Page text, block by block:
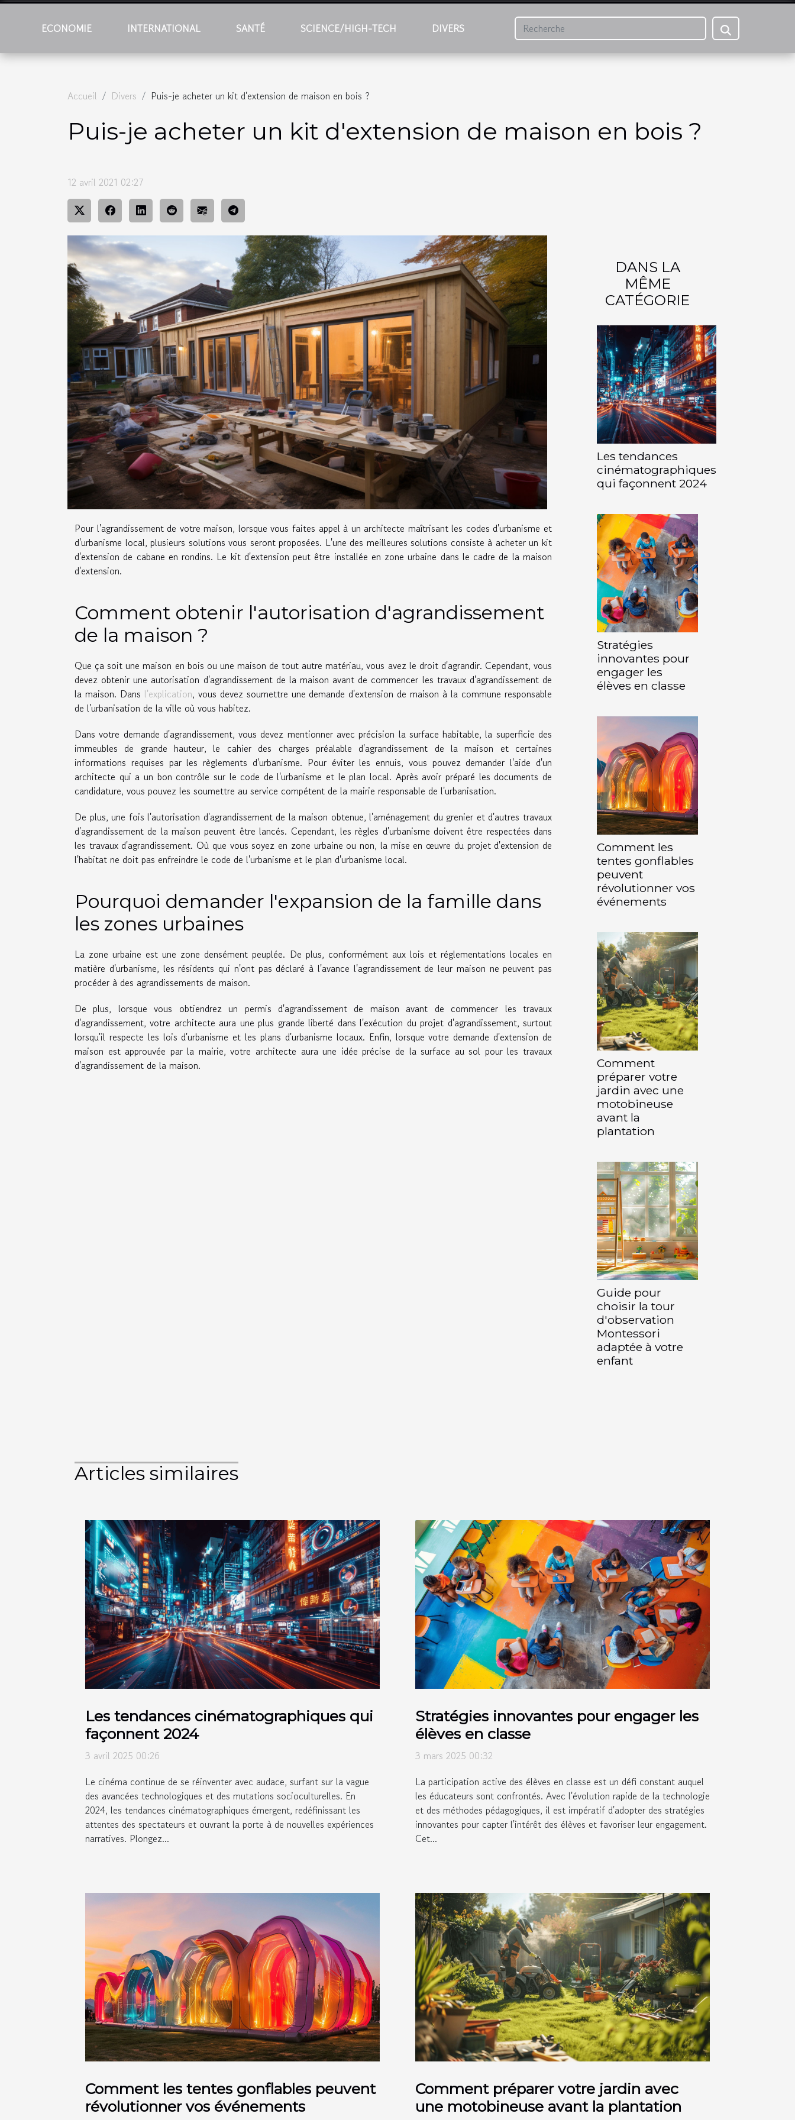
ECONOMIE INTERNATIONAL SANTÉ SCIENCE/HIGH-TECH DIVERS
Accueil Divers Puis-je acheter un kit d'extension de maison en bois ?
Puis-je acheter un kit d'extension de maison en bois ?
12 avril 2021 02:27
Pour l'agrandissement de votre maison, lorsque vous faites appel à un architecte maîtrisant les codes d'urbanisme et
d'urbanisme local, plusieurs solutions vous seront proposées. L'une des meilleures solutions consiste à acheter un kit
d'extension de cabane en rondins. Le kit d'extension peut être installée en zone urbaine dans le cadre de la maison
d'extension.
Comment obtenir l'autorisation d'agrandissement
de la maison ?
Que ça soit une maison en bois ou une maison de tout autre matériau, vous avez le droit d'agrandir. Cependant, vous
devez obtenir une autorisation d'agrandissement de la maison avant de commencer les travaux d'agrandissement de
la maison. Dans l'explication, vous devez soumettre une demande d'extension de maison à la commune responsable
de l'urbanisation de la ville où vous habitez.
Dans votre demande d'agrandissement, vous devez mentionner avec précision la surface habitable, la superficie des
immeubles de grande hauteur, le cahier des charges préalable d'agrandissement de la maison et certaines
informations requises par les règlements d'urbanisme. Pour éviter les ennuis, vous pouvez demander l'aide d'un
architecte qui a un bon contrôle sur le code de l'urbanisme et le plan local. Après avoir préparé les documents de
candidature, vous pouvez les soumettre au service compétent de la mairie responsable de l'urbanisation.
De plus, une fois l'autorisation d'agrandissement de la maison obtenue, l'aménagement du grenier et d'autres travaux
d'agrandissement de la maison peuvent être lancés. Cependant, les règles d'urbanisme doivent être respectées dans
les travaux d'agrandissement. Où que vous soyez en zone urbaine ou non, la mise en œuvre du projet d'extension de
l'habitat ne doit pas enfreindre le code de l'urbanisme et le plan d'urbanisme local.
Pourquoi demander l'expansion de la famille dans
les zones urbaines
La zone urbaine est une zone densément peuplée. De plus, conformément aux lois et réglementations locales en
matière d'urbanisme, les résidents qui n'ont pas déclaré à l'avance l'agrandissement de leur maison ne peuvent pas
procéder à des agrandissements de maison.
De plus, lorsque vous obtiendrez un permis d'agrandissement de maison avant de commencer les travaux
d'agrandissement, votre architecte aura une plus grande liberté dans l'exécution du projet d'agrandissement, surtout
lorsqu'il respecte les lois d'urbanisme et les plans d'urbanisme locaux. Enfin, lorsque votre demande d'extension de
maison est approuvée par la mairie, votre architecte aura une idée précise de la surface au sol pour les travaux
d'agrandissement de la maison.
DANS LA
MÊME
CATÉGORIE
Les tendances
cinématographiques
qui façonnent 2024
Stratégies
innovantes pour
engager les
élèves en classe
Comment les
tentes gonflables
peuvent
révolutionner vos
événements
Comment
préparer votre
jardin avec une
motobineuse
avant la
plantation
Guide pour
choisir la tour
d'observation
Montessori
adaptée à votre
enfant
Articles similaires
Les tendances cinématographiques qui
façonnent 2024
3 avril 2025 00:26
Le cinéma continue de se réinventer avec audace, surfant sur la vague
des avancées technologiques et des mutations socioculturelles. En
2024, les tendances cinématographiques émergent, redéfinissant les
attentes des spectateurs et ouvrant la porte à de nouvelles expériences
narratives. Plongez...
Stratégies innovantes pour engager les
élèves en classe
3 mars 2025 00:32
La participation active des élèves en classe est un défi constant auquel
les éducateurs sont confrontés. Avec l'évolution rapide de la technologie
et des méthodes pédagogiques, il est impératif d'adopter des stratégies
innovantes pour capter l'intérêt des élèves et favoriser leur engagement.
Cet...
Comment les tentes gonflables peuvent
révolutionner vos événements
Comment préparer votre jardin avec
une motobineuse avant la plantation